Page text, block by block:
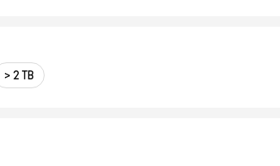
> 2 TB